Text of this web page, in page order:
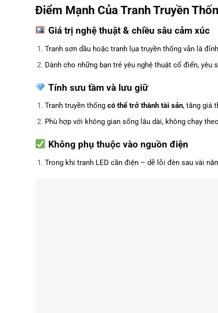
Điểm Mạnh Của Tranh Truyền
Giá trị nghệ thuật & chiều sâu cảm xúc
Tranh sơn dầu hoặc tranh lụa truyền thống vẫn là
Dành cho những bạn trẻ yêu nghệ thuật cổ điển,
Tính sưu tầm và lưu giữ
Tranh truyền thống có thể trở thành tài sản, tăng giá
Phù hợp với không gian sống lâu dài, không chạy
Không phụ thuộc vào nguồn điện
Trong khi tranh LED cần điện – dễ lỗi đèn sau vài